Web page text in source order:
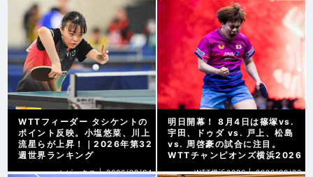
WTTフィーダー タシケントの
ポイント反映。小塩悠菜、川上
流星らが上昇！｜2026年第32
週世界ランキング
トピックス | 2026/08/04
明日開幕！ 8月4日は篠塚vs.
宇田、ドゥダ vs. 戸上、松島
vs. 周啓豪の試合に注目。
WTTチャンピオンズ横浜2026
WTT横浜2026 | 2026/08/03